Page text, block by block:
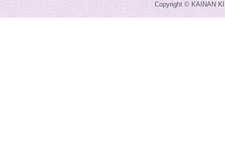
Copyright © KAINAN